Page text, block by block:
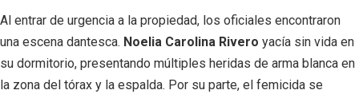
Al entrar de urgencia a la propiedad, los oficiales encontraron
una escena dantesca. Noelia Carolina Rivero yacía sin vida en
su dormitorio, presentando múltiples heridas de arma blanca en
la zona del tórax y la espalda. Por su parte, el femicida se